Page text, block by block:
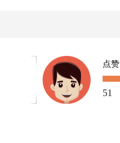
点赞
51